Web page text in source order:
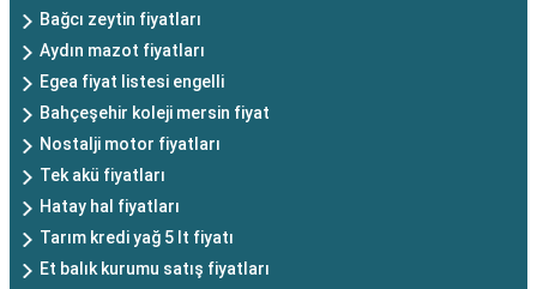
Bağcı zeytin fiyatları
Aydın mazot fiyatları
Egea fiyat listesi engelli
Bahçeşehir koleji mersin fiyat
Nostalji motor fiyatları
Tek akü fiyatları
Hatay hal fiyatları
Tarım kredi yağ 5 lt fiyatı
Et balık kurumu satış fiyatları